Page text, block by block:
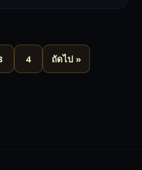
4 ถัดไป »